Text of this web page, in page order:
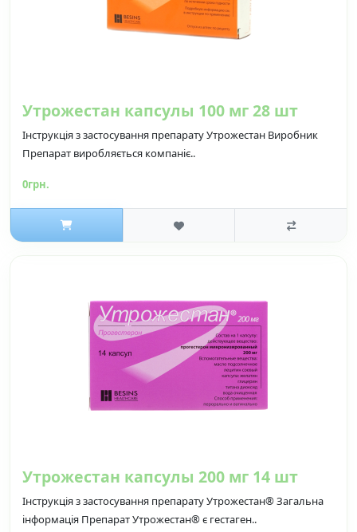
Утрожестан капсулы 100 мг 28 шт
Інструкція з застосування препарату Утрожестан Виробник
Препарат виробляється компаніє..
0грн.
Утрожестан капсулы 200 мг 14 шт
Інструкція з застосування препарату Утрожестан® Загальна
інформація Препарат Утрожестан® є гестаген..